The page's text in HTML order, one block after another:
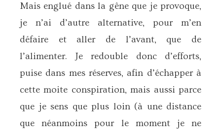
Mais englué dans la gêne que je provoque,
je n’ai d’autre alternative, pour m’en
défaire et aller de l’avant, que de
l’alimenter. Je redouble donc d’efforts,
puise dans mes réserves, afin d’échapper à
cette moite conspiration, mais aussi parce
que je sens que plus loin (à une distance
que néanmoins pour le moment je ne